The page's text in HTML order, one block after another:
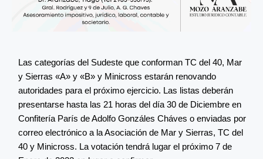
Las categorías del Sudeste que conforman TC del 40, Mar
y Sierras «A» y «B» y Minicross estarán renovando
autoridades para el próximo ejercicio. Las listas deberán
presentarse hasta las 21 horas del día 30 de Diciembre en
Confitería París de Adolfo Gonzáles Cháves o enviadas por
correo electrónico a la Asociación de Mar y Sierras, TC del
40 y Minicross. La votación tendrá lugar el próximo 7 de